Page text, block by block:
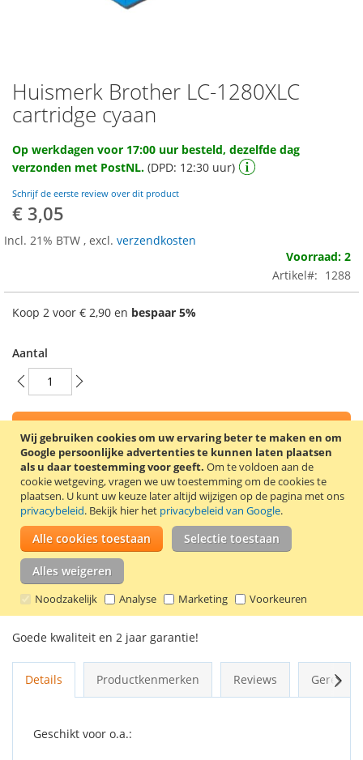
Wij gebruiken cookies om uw ervaring beter te maken en om
Google persoonlijke advertenties te kunnen laten plaatsen
als u daar toestemming voor geeft. Om te voldoen aan de
cookie wetgeving, vragen we uw toestemming om de cookies te
plaatsen. U kunt uw keuze later altijd wijzigen op de pagina met ons
privacybeleid. Bekijk hier het privacybeleid van Google.
Alle cookies toestaan Selectie toestaan
Alles weigeren
Noodzakelijk Analyse Marketing Voorkeuren
Ga
naar
het
van
de
gallerij
Huismerk Brother LC-1280XLC
cartridge cyaan
Op werkdagen voor 17:00 uur besteld, dezelfde dag
verzonden met PostNL. (DPD: 12:30 uur)
Schrijf de eerste review over dit product
€ 3,05
Incl. 21% BTW , excl. verzendkosten
Voorraad: 2
Artikel
1288
Koop 2 voor € 2,90 en bespaar 5%
Aantal
In Winkelwagen
VOEG TOE AAN VERLANGLIJST
TOEVOEGEN OM TE VERGELIJKEN
100% Nieuwe compatible Brother LC-1280XLC inkt cartridge.
Inhoud: 13,5 ml. Kleur: cyaan. Deze cartridge is ook geschikt
als vervanging voor de cartridges LC-77C en LC-79C.
Goede kwaliteit en 2 jaar garantie!
Details Productkenmerken Reviews
Geschikt voor o.a.: